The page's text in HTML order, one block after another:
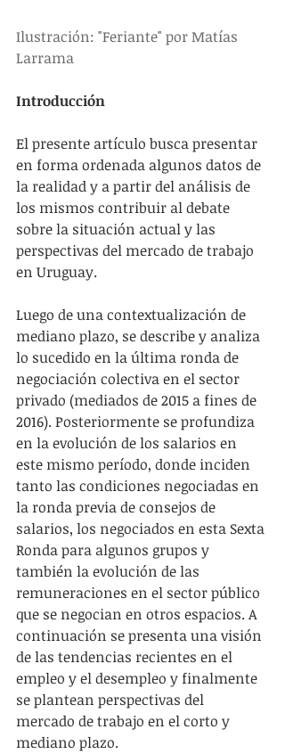
Ilustración: "Feriante" por Matías
Larrama
Introducción
El presente artículo busca presentar
en forma ordenada algunos datos de
la realidad y a partir del análisis de
los mismos contribuir al debate
sobre la situación actual y las
perspectivas del mercado de trabajo
en Uruguay.
Luego de una contextualización de
mediano plazo, se describe y analiza
lo sucedido en la última ronda de
negociación colectiva en el sector
privado (mediados de 2015 a fines de
2016). Posteriormente se profundiza
en la evolución de los salarios en
este mismo período, donde inciden
tanto las condiciones negociadas en
la ronda previa de consejos de
salarios, los negociados en esta Sexta
Ronda para algunos grupos y
también la evolución de las
remuneraciones en el sector público
que se negocian en otros espacios. A
continuación se presenta una visión
de las tendencias recientes en el
empleo y el desempleo y finalmente
se plantean perspectivas del
mercado de trabajo en el corto y
mediano plazo.